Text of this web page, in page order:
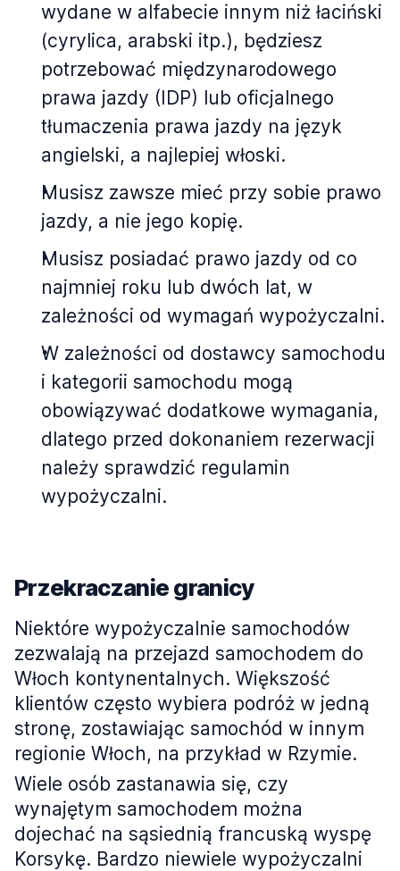
wydane w alfabecie innym niż łaciński
(cyrylica, arabski itp.), będziesz
potrzebować międzynarodowego
prawa jazdy (IDP) lub oficjalnego
tłumaczenia prawa jazdy na język
angielski, a najlepiej włoski.
Musisz zawsze mieć przy sobie prawo
jazdy, a nie jego kopię.
Musisz posiadać prawo jazdy od co
najmniej roku lub dwóch lat, w
zależności od wymagań wypożyczalni.
W zależności od dostawcy samochodu
i kategorii samochodu mogą
obowiązywać dodatkowe wymagania,
dlatego przed dokonaniem rezerwacji
należy sprawdzić regulamin
wypożyczalni.
Przekraczanie granicy
Niektóre wypożyczalnie samochodów
zezwalają na przejazd samochodem do
Włoch kontynentalnych. Większość
klientów często wybiera podróż w jedną
stronę, zostawiając samochód w innym
regionie Włoch, na przykład w Rzymie.
Wiele osób zastanawia się, czy
wynajętym samochodem można
dojechać na sąsiednią francuską wyspę
Korsykę. Bardzo niewiele wypożyczalni